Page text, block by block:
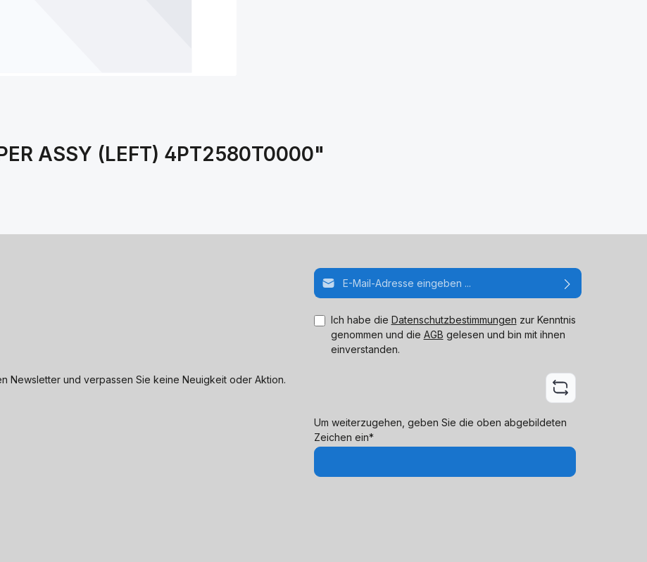
ASSY (LEFT) 4PT2580T0000"
Newsletter und verpassen Sie keine Neuigkeit oder Aktion.
E-Mail-Adresse*
Ich habe die Datenschutzbestimmungen zur Kenntnis
genommen und die AGB gelesen und bin mit ihnen
einverstanden.
Um weiterzugehen, geben Sie die oben abgebildeten
Zeichen ein*